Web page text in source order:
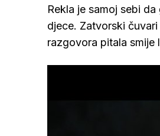
Rekla je samoj sebi
djece. Zatvorski
razgovora pitala smije